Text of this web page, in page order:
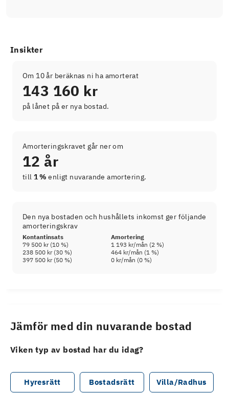
Insikter
Om 10 år beräknas ni ha amorterat
143 160 kr
på lånet på er nya bostad.
Amorteringskravet går ner om
12 år
till 1 % enligt nuvarande amortering.
Den nya bostaden och hushållets inkomst ger följande
amorteringskrav
Kontantinsats
Amortering
79 500 kr(10 %) 1 193 kr/mån (2 %)
238 500 kr(30 %) 464 kr/mån (1 %)
397 500 kr(50 %) 0 kr/mån (0 %)
Jämför med din nuvarande bostad
Viken typ av bostad har du idag?
Hyresrätt Bostadsrätt Villa/Radhus